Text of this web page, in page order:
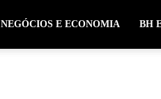
NEGÓCIOS E ECONOMIA BH